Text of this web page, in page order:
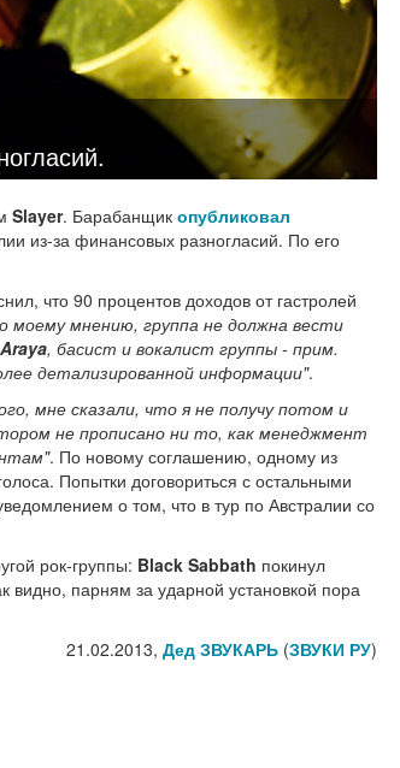
Slayer. Барабанщик опубликовал
из-за финансовых разногласий. По его
что 90 процентов доходов от гастролей
моему мнению, группа не должна вести
, басист и вокалист группы - прим.
детализированной информации".
мне сказали, что я не получу потом и
не прописано ни то, как менеджмент
. По новому соглашению, одному из
Попытки договориться с остальными
о том, что в тур по Австралии со
рок-группы: Black Sabbath покинул
парням за ударной установкой пора
21.02.2013, Дед ЗВУКАРЬ(ЗВУКИ РУ)